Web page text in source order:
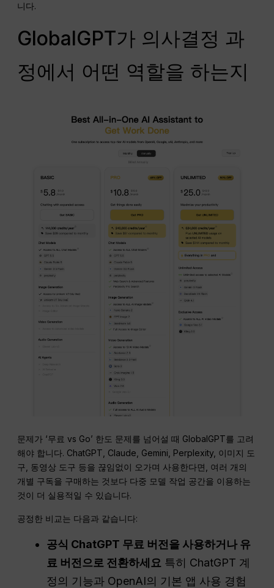
니다.
GlobalGPT가 의사결정 과
정에서 어떤 역할을 하는지
문제가 ‘무료 vs Go’ 한도 문제를 넘어설 때 GlobalGPT를 고려
해야 합니다. ChatGPT, Claude, Gemini, Perplexity, 이미지 도
구, 동영상 도구 등을 끊임없이 오가며 사용한다면, 여러 개의
개별 구독을 구매하는 것보다 다중 모델 작업 공간을 이용하는
것이 더 실용적일 수 있습니다.
공정한 비교는 다음과 같습니다:
공식 ChatGPT 무료 버전을 사용하거나 유
료 버전으로 전환하세요 특히 ChatGPT 계
정의 기능과 OpenAI의 기본 앱 사용 경험